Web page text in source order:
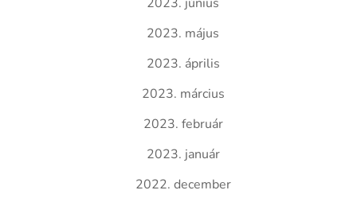
2023. május
2023. április
2023. március
2023. február
2023. január
2022. december